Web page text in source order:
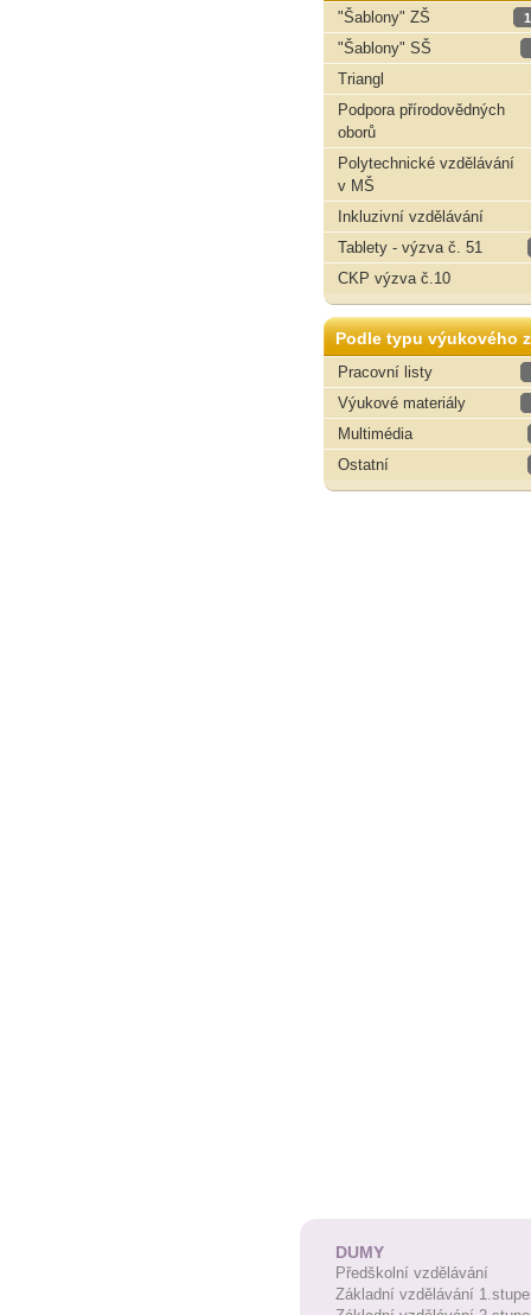
"Šablony" ZŠ
"Šablony" SŠ
Triangl
Podpora přírodovědných
oborů
Polytechnické vzdělávání
v MŠ
Inkluzivní vzdělávání
Tablety - výzva č. 51
CKP výzva č.10
Podle typu výukového
Pracovní listy
Výukové materiály
Multimédia
Ostatní
DUMY
Předškolní vzdělávání
Základní vzdělávání